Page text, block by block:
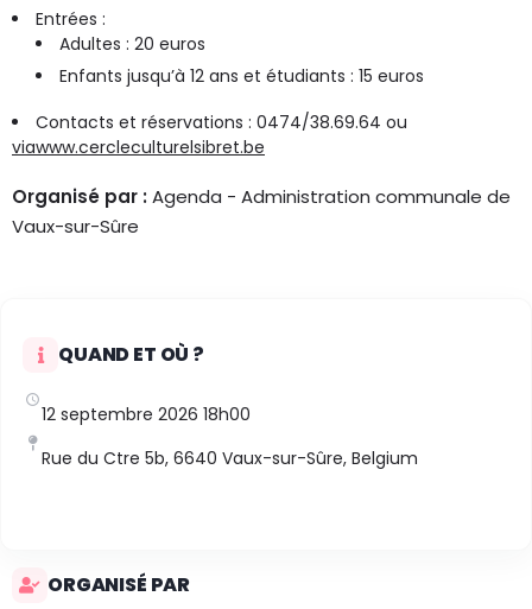
Entrées :
Adultes : 20 euros
Enfants jusqu’à 12 ans et étudiants : 15 euros
Contacts et réservations : 0474/38.69.64 ou
viawww.cercleculturelsibret.be
Organisé par :Agenda - Administration communale de
Vaux-sur-Sûre
QUAND ET OÙ ?
12 septembre 2026 18h00
Rue du Ctre 5b, 6640 Vaux-sur-Sûre, Belgium
ORGANISÉ PAR